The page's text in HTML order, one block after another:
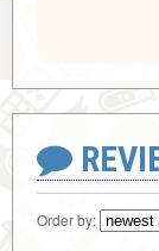
Order by: